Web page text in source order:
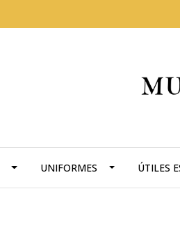
UNIFORMES ÚTILES